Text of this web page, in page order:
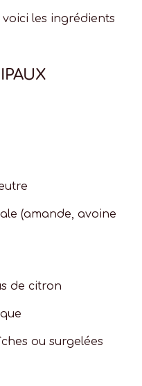
voici les ingrédients
(amande, avoine
de citron
ou surgelées